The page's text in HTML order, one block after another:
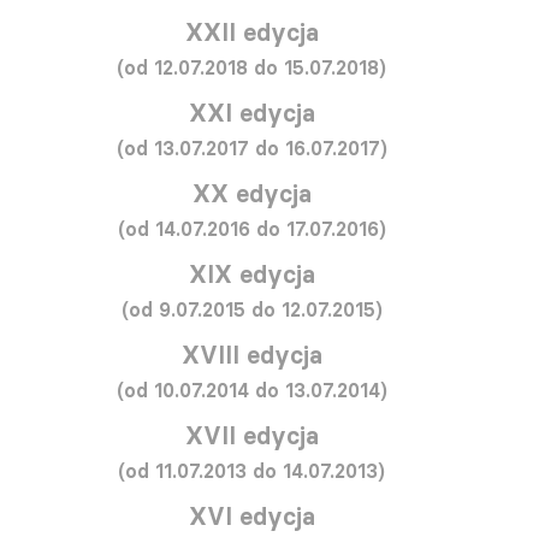
XXII edycja
(od 12.07.2018 do 15.07.2018)
XXI edycja
(od 13.07.2017 do 16.07.2017)
XX edycja
(od 14.07.2016 do 17.07.2016)
XIX edycja
(od 9.07.2015 do 12.07.2015)
XVIII edycja
(od 10.07.2014 do 13.07.2014)
XVII edycja
(od 11.07.2013 do 14.07.2013)
XVI edycja